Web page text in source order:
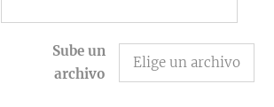
Sube un
archivo
Elige un archivo